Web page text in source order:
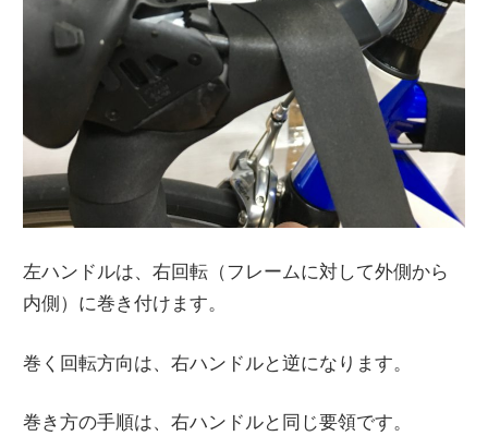
左ハンドルは、右回転（フレームに対して外側から
内側）に巻き付けます。
巻く回転方向は、右ハンドルと逆になります。
巻き方の手順は、右ハンドルと同じ要領です。